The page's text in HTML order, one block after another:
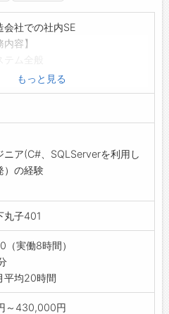
会社での社内SE
容】
構築、運用、保守
の調達、運用、保守
ト】
イム制（コアタイムなし）
連続黒字経営
嬉しい長期休暇も！
動車、バイク、自転車OK）
！
：取得実績あり（パパ育休5名
100%！
業務の電子化の推進
のための施策の提案及び実行
いこと】
もっと見る
ニア(C#、SQLServerを利用し
）の経験
丸子401
（実働8時間）
平均20時間
～430,000円